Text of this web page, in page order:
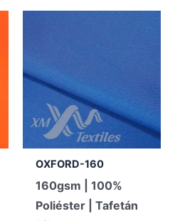
OXFORD-160
160gsm | 100%
Poliéster | Tafetán